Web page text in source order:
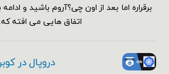
اتفاق هایی می افته
دروپال در